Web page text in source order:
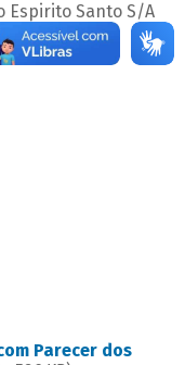
Espirito Santo S/A
Parecer dos